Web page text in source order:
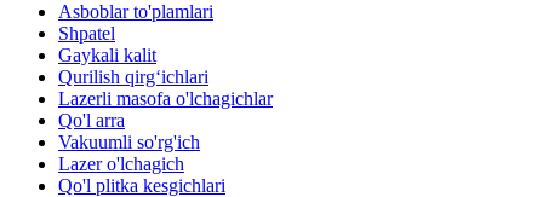
Asboblar to'plamlari
Shpatel
Gaykali kalit
Qurilish qirg‘ichlari
Lazerli masofa o'lchagichlar
Qo'l arra
Vakuumli so'rg'ich
Lazer o'lchagich
Qo'l plitka kesgichlari